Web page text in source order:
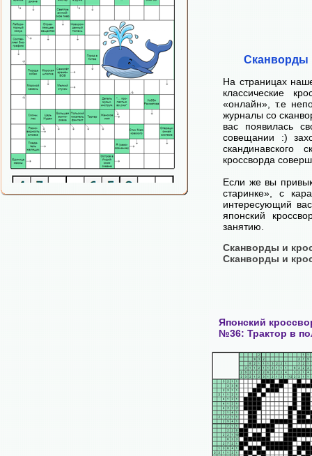
Сканворды
На страницах
классические
«онлайн», т.е
журналы со
вас появилась
совещании :)
скандинавского
кроссворда
Если же вы
старинке», с
интересующий
японский
занятию.
Сканворды и
Сканворды и
Японский
№36: Трактор в